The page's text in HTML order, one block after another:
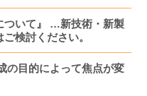
ついて』 …新技術・新製
検討ください。
の目的によって焦点が変